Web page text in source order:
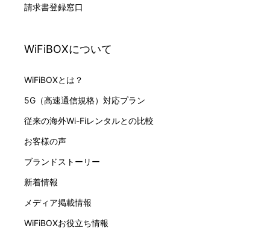
請求書登録窓口
WiFiBOXについて
WiFiBOXとは？
5G（高速通信規格）対応プラン
従来の海外Wi-Fiレンタルとの比較
お客様の声
ブランドストーリー
新着情報
メディア掲載情報
WiFiBOXお役立ち情報